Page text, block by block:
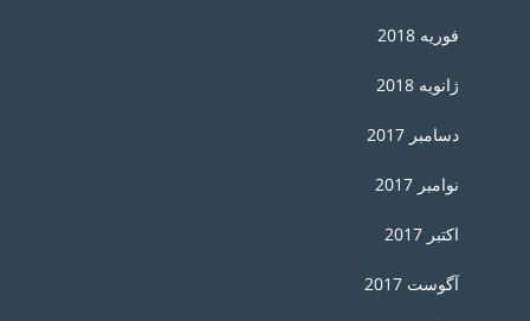
فوریه 2018
ژانویه 2018
دسامبر 2017
نوامبر 2017
اکتبر 2017
آگوست 2017